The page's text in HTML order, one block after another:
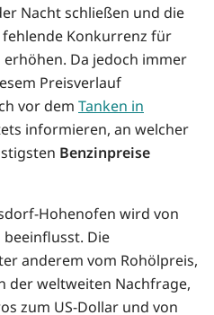
Nacht schließen und die
Konkurrenz für
Da jedoch immer
Preisverlauf
vor dem Tanken in
informieren, an welcher
Benzinpreise
Hohenofen wird von
beeinflusst. Die
anderem vom Rohölpreis,
der weltweiten Nachfrage,
zum US-Dollar und von